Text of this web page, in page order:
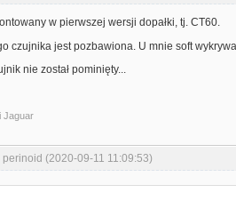
w pierwszej wersji dopałki, tj. CT60.
czujnika jest pozbawiona. U mnie soft
nie został pominięty...
Jaguar
(2020-09-11 11:09:53)